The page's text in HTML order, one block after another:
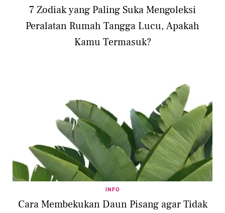
7 Zodiak yang Paling Suka Mengoleksi
Peralatan Rumah Tangga Lucu, Apakah
Kamu Termasuk?
INFO
Cara Membekukan Daun Pisang agar Tidak